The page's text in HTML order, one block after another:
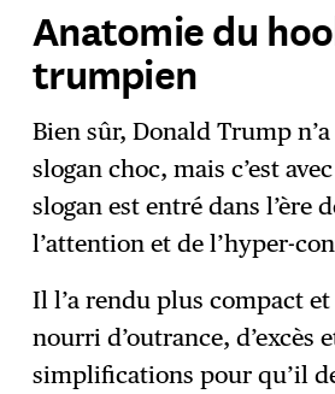
Anatomie du
trumpien
Bien sûr, Donald Trump n’a
slogan choc, mais c’est
slogan est entré dans l’ère
l’attention et de l’hyper-
Il l’a rendu plus compact et
nourri d’outrance, d’excès
simplifications pour qu’il